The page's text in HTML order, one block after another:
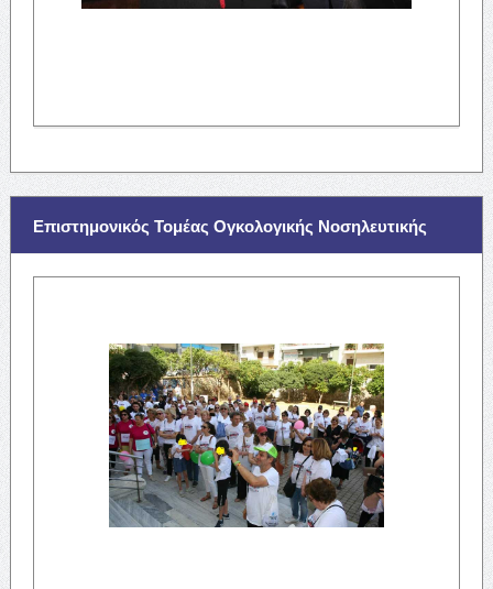
Επιστημονικός Τομέας Ογκολογικής Νοσηλευτικής